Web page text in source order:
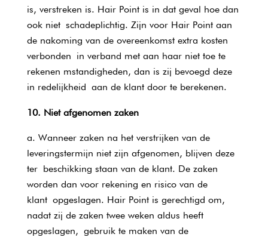
is, verstreken is. Hair Point is in dat geval hoe dan
ook niet schadeplichtig. Zijn voor Hair Point aan
de nakoming van de overeenkomst extra kosten
verbonden in verband met aan haar niet toe te
rekenen mstandigheden, dan is zij bevoegd deze
in redelijkheid aan de klant door te berekenen.
10. Niet afgenomen zaken
Wanneer zaken na het verstrijken van de
leveringstermijn niet zijn afgenomen, blijven deze
ter beschikking staan van de klant. De zaken
worden dan voor rekening en risico van de
klant opgeslagen. Hair Point is gerechtigd om,
nadat zij de zaken twee weken aldus heeft
opgeslagen, gebruik te maken van de